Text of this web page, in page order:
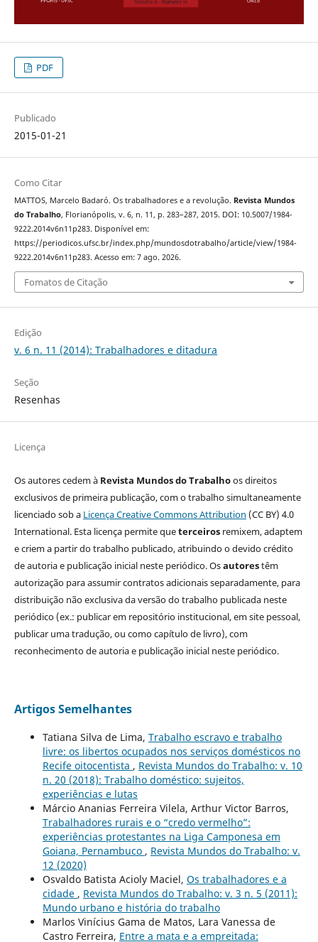
PDF
Publicado
2015-01-21
Como Citar
MATTOS, Marcelo Badaró. Os trabalhadores e a revolução. Revista Mundos
do Trabalho, Florianópolis, v. 6, n. 11, p. 283–287, 2015. DOI: 10.5007/1984-
9222.2014v6n11p283. Disponível em:
https://periodicos.ufsc.br/index.php/mundosdotrabalho/article/view/1984-
9222.2014v6n11p283. Acesso em: 7 ago. 2026.
Fomatos de Citação
Edição
v. 6 n. 11 (2014): Trabalhadores e ditadura
Seção
Resenhas
Licença
Os autores cedem à Revista Mundos do Trabalhoos direitos
exclusivos de primeira publicação, com o trabalho simultaneamente
licenciado sob a Licença Creative Commons Attribution (CC BY) 4.0
International. Esta licença permite queterceirosremixem, adaptem
e criem a partir do trabalho publicado, atribuindo o devido crédito
de autoria e publicação inicial neste periódico. Osautorestêm
autorização para assumir contratos adicionais separadamente, para
distribuição não exclusiva da versão do trabalho publicada neste
periódico (ex.: publicar em repositório institucional, em site pessoal,
publicar uma tradução, ou como capítulo de livro), com
reconhecimento de autoria e publicação inicial neste periódico.
Artigos Semelhantes
Tatiana Silva de Lima, Trabalho escravo e trabalho
livre: os libertos ocupados nos serviços domésticos no
Recife oitocentista , Revista Mundos do Trabalho: v. 10
n. 20 (2018): Trabalho doméstico: sujeitos,
experiências e lutas
Márcio Ananias Ferreira Vilela, Arthur Victor Barros,
Trabalhadores rurais e o “credo vermelho”:
experiências protestantes na Liga Camponesa em
Goiana, Pernambuco , Revista Mundos do Trabalho: v.
12 (2020)
Osvaldo Batista Acioly Maciel, Os trabalhadores e a
cidade , Revista Mundos do Trabalho: v. 3 n. 5 (2011):
Mundo urbano e história do trabalho
Marlos Vinícius Gama de Matos, Lara Vanessa de
Castro Ferreira, Entre a mata e a empreitada: